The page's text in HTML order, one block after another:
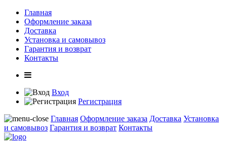
Главная
Оформление заказа
Доставка
Установка и самовывоз
Гарантия и возврат
Контакты
Вход
Регистрация
Главная Оформление заказа Доставка Установка
и самовывоз Гарантия и возврат Контакты